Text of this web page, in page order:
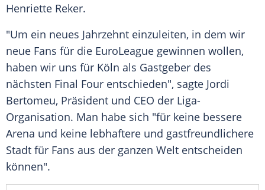
Henriette Reker.
"Um ein neues Jahrzehnt einzuleiten, in dem wir
neue Fans für die EuroLeague gewinnen wollen,
haben wir uns für Köln als Gastgeber des
nächsten Final Four entschieden", sagte Jordi
Bertomeu, Präsident und CEO der Liga-
Organisation. Man habe sich "für keine bessere
Arena und keine lebhaftere und gastfreundlichere
Stadt für Fans aus der ganzen Welt entscheiden
können".